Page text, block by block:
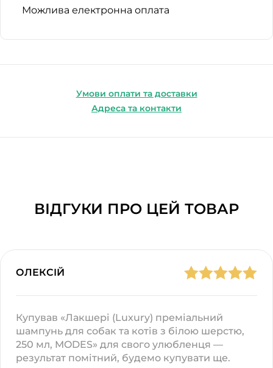
Можлива електронна оплата
Умови оплати та доставки
Адреса та контакти
ВІДГУКИ ПРО ЦЕЙ ТОВАР
ОЛЕКСІЙ
Купував «Лакшері (Luxury) преміальний
шампунь для собак та котів з білою шерстю,
250 мл, MODES» для свого улюбленця —
результат помітний, будемо купувати ще.